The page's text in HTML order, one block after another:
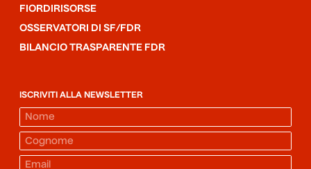
FIORDIRISORSE
OSSERVATORI DI SF/FDR
BILANCIO TRASPARENTE FDR
ISCRIVITI ALLA NEWSLETTER